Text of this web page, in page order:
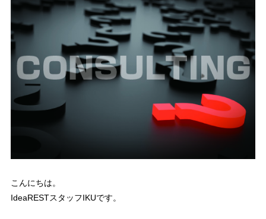
こんにちは。
IdeaRESTスタッフIKUです。